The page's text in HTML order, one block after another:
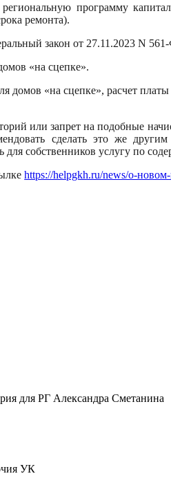
программу
ремонта).
закон от 27.11.2023 N
«на сцепке».
«на сцепке», расчет
или запрет на подобные
сделать это же
собственников услугу по
https://helpgkh.ru/news/о-
для РГ Александра Сметанина
УК